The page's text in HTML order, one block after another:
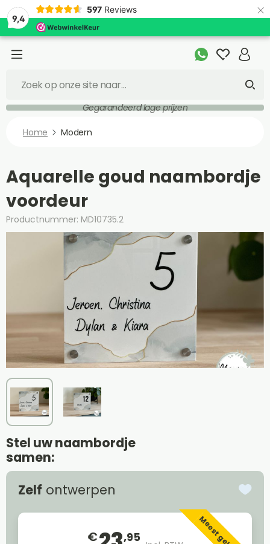
9,4
597 Reviews ×
Gegarandeerd lage prijzen
Home Modern
Aquarelle goud naambordje
voordeur
Productnummer: MD10735.2
Stel uw naambordje
samen:
Zelf ontwerpen
€ ,95